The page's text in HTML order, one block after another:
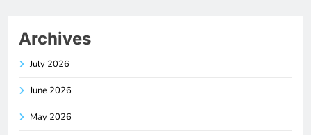
Archives
July 2026
June 2026
May 2026